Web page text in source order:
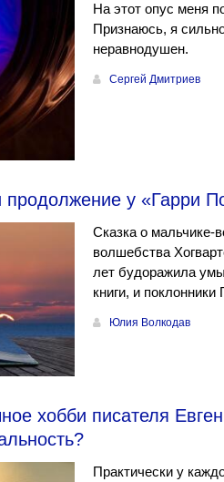
На этот опус меня
Признаюсь, я
неравнодушен.
Сергей Дмитриев
продолжение у «Гарри
Сказка о мальчике-
волшебства
лет будоражила
книги, и
Юлия Волкодав
хобби писателя
Практически у